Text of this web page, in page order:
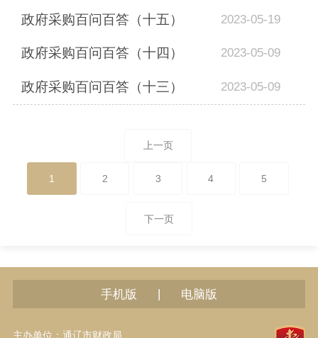
政府采购百问百答（十五） 2023-05-19
政府采购百问百答（十四） 2023-05-09
政府采购百问百答（十三） 2023-05-09
上一页
1 2 3 4 5
下一页
手机版 | 电脑版
主办单位：通辽市财政局